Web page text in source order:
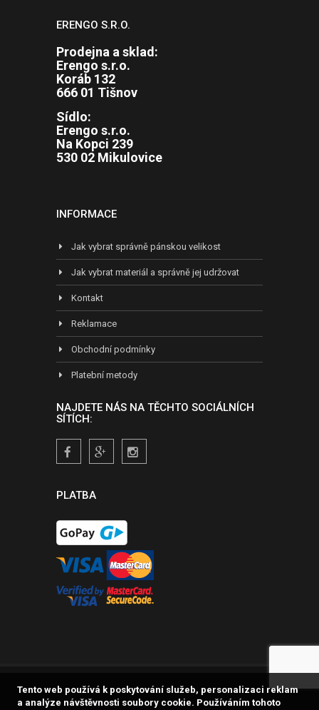
Tento web používá k poskytování služeb, personalizaci reklam
a analýze návštěvnosti soubory cookie. Používáním tohoto
ERENGO S.R.O.
Prodejna a sklad:
Erengo s.r.o.
Koráb 132
666 01 Tišnov
Sídlo:
Erengo s.r.o.
Na Kopci 239
530 02 Mikulovice
INFORMACE
Jak vybrat správně pánskou velikost
Jak vybrat materiál a správně jej udržovat
Kontakt
Reklamace
Obchodní podmínky
Platební metody
NAJDETE NÁS NA TĚCHTO SOCIÁLNÍCH
SÍTÍCH:
PLATBA